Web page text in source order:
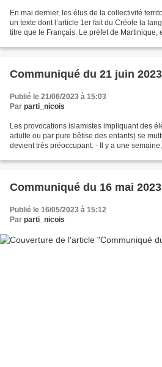
En mai dernier, les élus de la collectivité
un texte dont l’article 1er fait du Créole la
titre que le Français. Le préfet de Martinique,
Communiqué du 21 juin 2023
Publié le 21/06/2023 à 15:03
Par parti_nicois
Les provocations islamistes impliquant des
adulte ou par pure bêtise des enfants) se
devient très préoccupant. - Il y a une
Communiqué du 16 mai 2023
Publié le 16/05/2023 à 15:12
Par parti_nicois